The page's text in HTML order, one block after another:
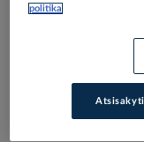
politika